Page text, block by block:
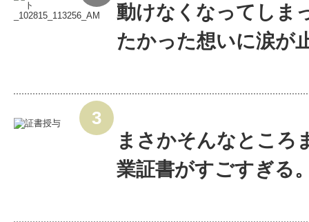
動けなくなってしま
たかった想いに涙が
まさかそんなところ
業証書がすごすぎる